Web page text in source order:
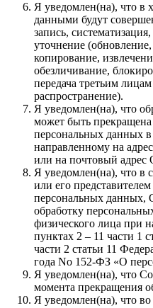
Я уведомлен(на), что в
данными будут
запись,
уточнение
копирование,
обезличивание,
передача третьим
распространение).
Я уведомлен(на), что
может быть прекращена
персональных данных
направленному на
или на почтовый адрес
Я уведомлен(на), что в
или его
персональных данных,
обработку
физического лица при
пунктах 2 – 11 части 1
части 2 статьи 11
года No 152-ФЗ «О
Я уведомлен(на), что
момента прекращения
Я уведомлен(на), что